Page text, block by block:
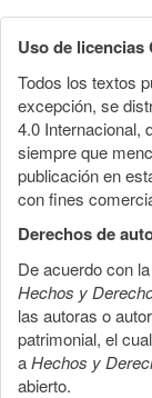
Uso de licencias
Todos los textos
excepción, se
4.0 Internacional,
siempre que
publicación en
con fines
Derechos de
De acuerdo con
Hechos y
las autoras o
patrimonial, el
aHechos y
abierto.